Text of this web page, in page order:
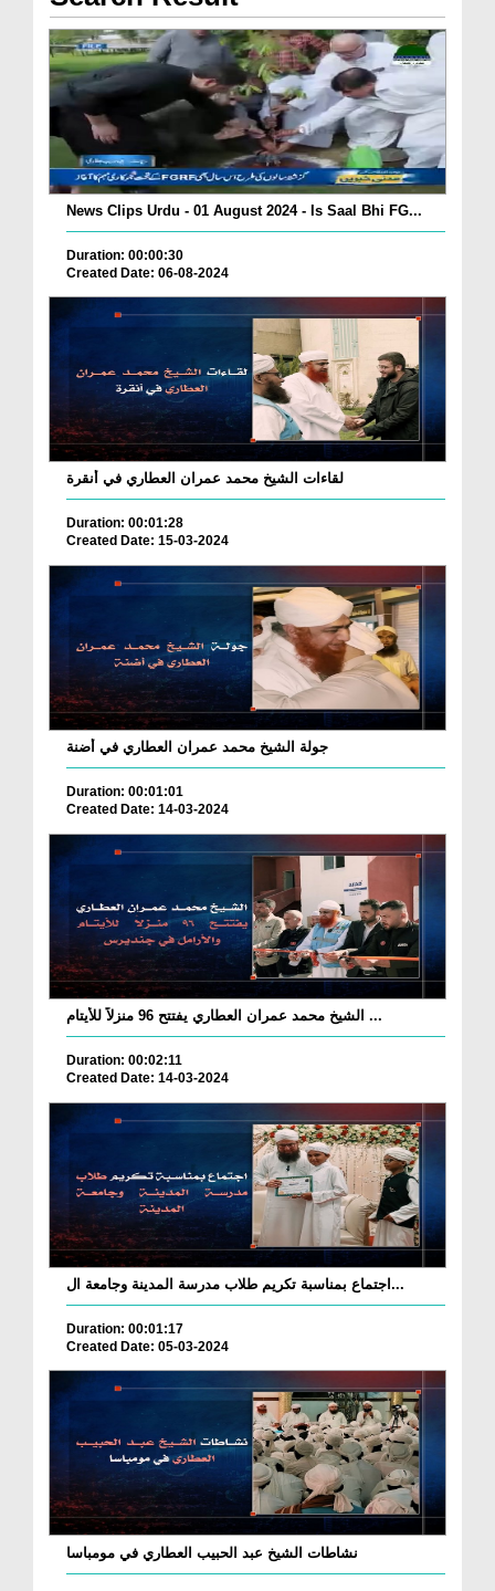
News Clips Urdu - 01 August 2024 - Is Saal Bhi FG...
Duration: 00:00:30
Created Date: 06-08-2024
لقاءات الشيخ محمد عمران العطاري في أنقرة
Duration: 00:01:28
Created Date: 15-03-2024
جولة الشيخ محمد عمران العطاري في أضنة
Duration: 00:01:01
Created Date: 14-03-2024
الشيخ محمد عمران العطاري يفتتح 96 منزلاً للأيتام ...
Duration: 00:02:11
Created Date: 14-03-2024
اجتماع بمناسبة تكريم طلاب مدرسة المدينة وجامعة ال...
Duration: 00:01:17
Created Date: 05-03-2024
نشاطات الشيخ عبد الحبيب العطاري في مومباسا